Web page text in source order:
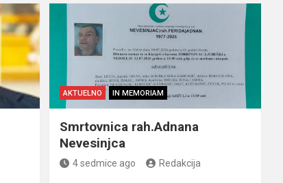
AKTUELNO IN MEMORIAM
Smrtovnica rah.Adnana
Nevesinjca
4 sedmice ago Redakcija